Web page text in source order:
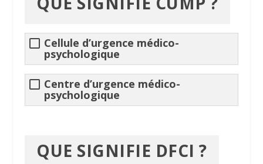
Cellule d’urgence médico-
psychologique
Centre d’urgence médico-
psychologique
QUE SIGNIFIE DFCI ?